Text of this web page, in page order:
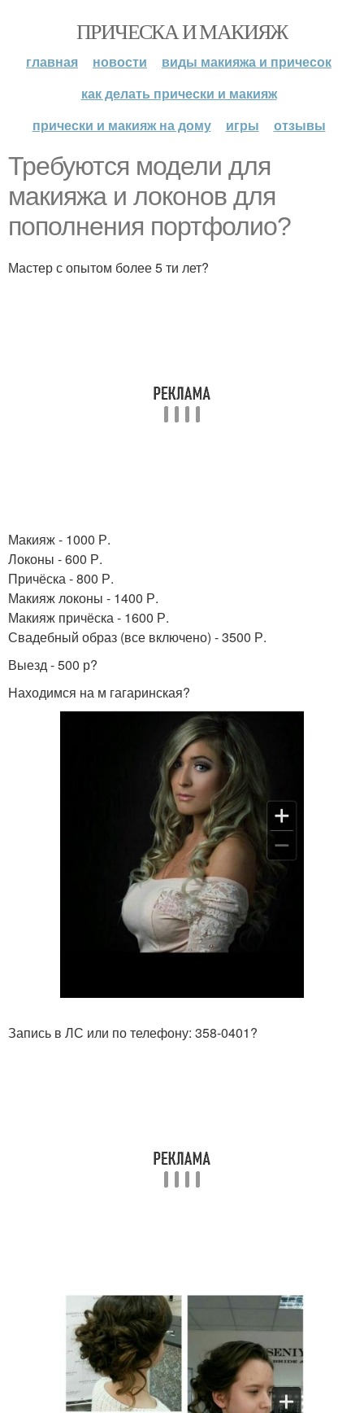
ПРИЧЕСКА И МАКИЯЖ
главная новости
виды макияжа и причесок
как делать прически и макияж
прически и макияж на дому
игры отзывы
Требуются модели для
макияжа и локонов для
пополнения портфолио?
Мастер с опытом более 5 ти лет?
Макияж - 1000 Р.
Локоны - 600 Р.
Причёска - 800 Р.
Макияж локоны - 1400 Р.
Макияж причёска - 1600 Р.
Свадебный образ (все включено) - 3500 Р.
Выезд - 500 р?
Находимся на м гагаринская?
Запись в ЛС или по телефону: 358-0401?